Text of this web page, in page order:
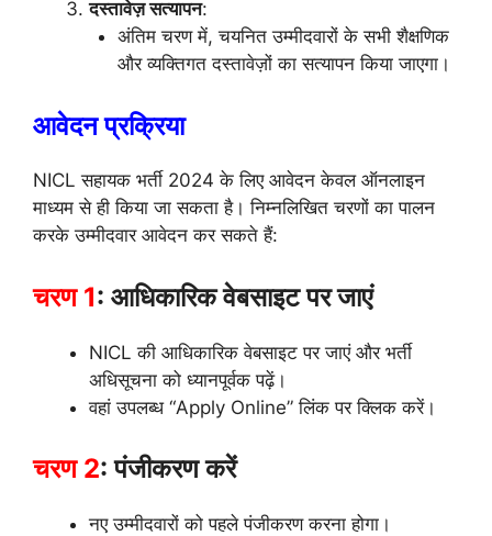
दस्तावेज़ सत्यापन:
अंतिम चरण में, चयनित उम्मीदवारों के सभी शैक्षणिक
और व्यक्तिगत दस्तावेज़ों का सत्यापन किया जाएगा।
आवेदन प्रक्रिया
NICL सहायक भर्ती 2024 के लिए आवेदन केवल ऑनलाइन
माध्यम से ही किया जा सकता है। निम्नलिखित चरणों का पालन
करके उम्मीदवार आवेदन कर सकते हैं:
चरण 1: आधिकारिक वेबसाइट पर जाएं
NICL की आधिकारिक वेबसाइट पर जाएं और भर्ती
अधिसूचना को ध्यानपूर्वक पढ़ें।
वहां उपलब्ध “Apply Online” लिंक पर क्लिक करें।
चरण 2: पंजीकरण करें
नए उम्मीदवारों को पहले पंजीकरण करना होगा।